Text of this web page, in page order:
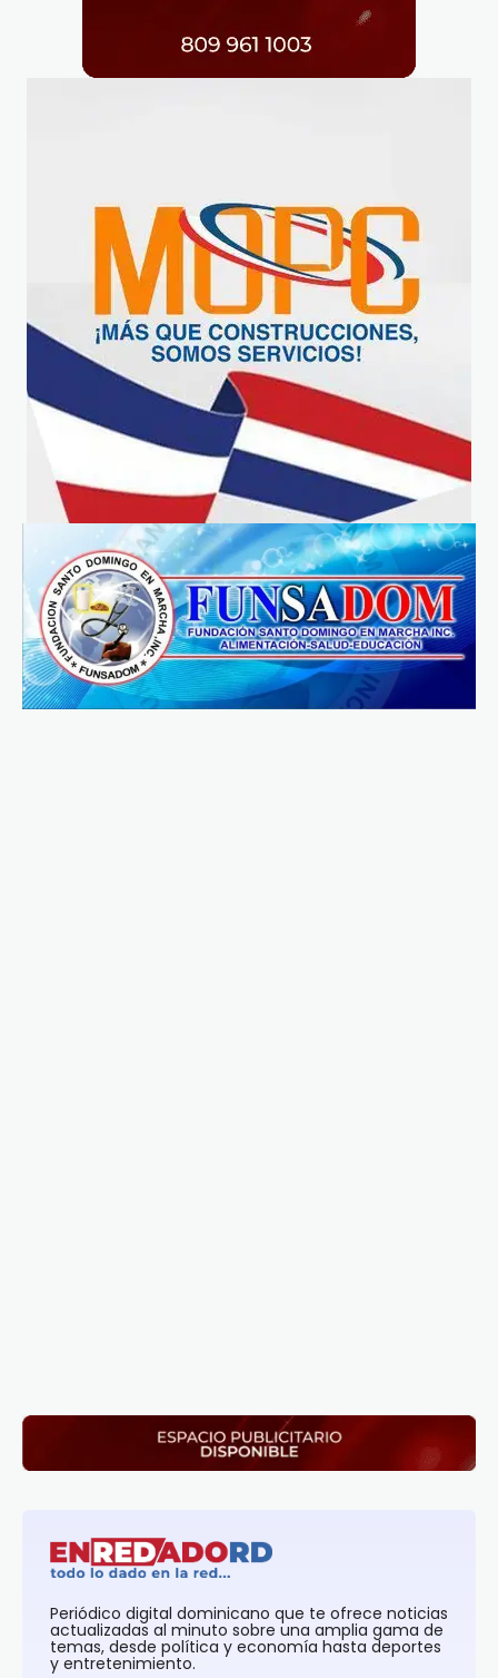
Periódico digital dominicano que te ofrece noticias
actualizadas al minuto sobre una amplia gama de
temas, desde política y economía hasta deportes
y entretenimiento.